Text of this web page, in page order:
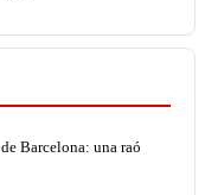
Barcelona: una raó